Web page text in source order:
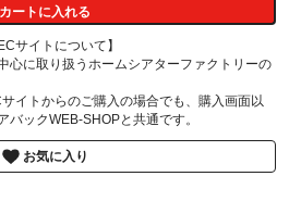
カートに入れる
サイトについて】
心に取り扱うホームシアターファクトリーの
イトからのご購入の場合でも、購入画面以
ックWEB-SHOPと共通です。
お気に入り